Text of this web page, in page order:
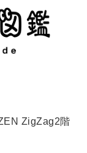
ZigZag2階